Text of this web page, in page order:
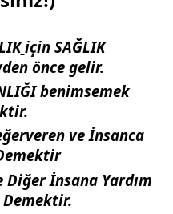
için SAĞLIK
önce gelir.
benimsemek
ve İnsanca
İnsana Yardım